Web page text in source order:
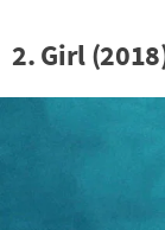
2. Girl